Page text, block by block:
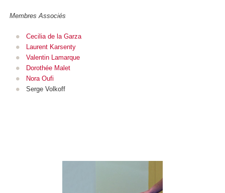
Membres Associés
Cecilia de la Garza
Laurent Karsenty
Valentin Lamarque
Dorothée Malet
Nora Oufi
Serge Volkoff